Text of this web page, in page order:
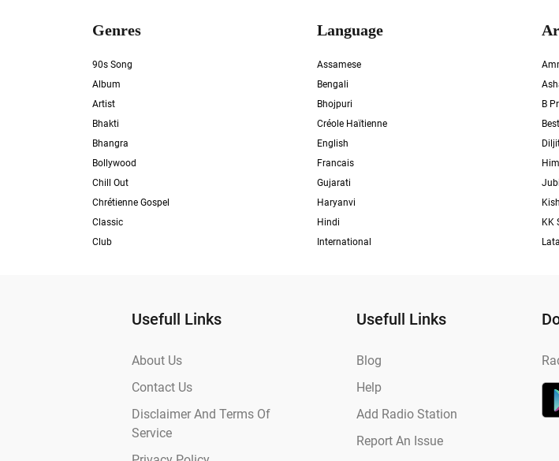
Genres
90s Song
Album
Artist
Bhakti
Bhangra
Bollywood
Chill Out
Chrétienne Gospel
Classic
Club
Language
Assamese
Bengali
Bhojpuri
Créole Haïtienne
English
Francais
Gujarati
Haryanvi
Hindi
International
B
KK
Usefull Links
About Us
Contact Us
Disclaimer And Terms Of
Service
Usefull Links
Blog
Help
Add Radio Station
Report An Issue